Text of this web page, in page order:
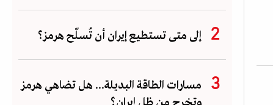
إلى متى تستطيع إيران أن تُسلّح هرمز؟
مسارات الطاقة البديلة... هل تضاهي هرمز